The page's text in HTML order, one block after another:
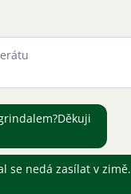
se nedá zasílat v zimě.